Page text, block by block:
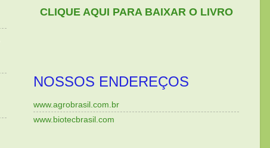
CLIQUE AQUI PARA BAIXAR O LIVRO
NOSSOS ENDEREÇOS
www.agrobrasil.com.br
www.biotecbrasil.com